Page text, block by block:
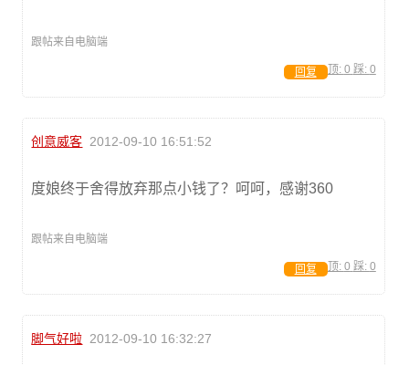
跟帖来自电脑端
顶: 0 踩: 0
回复
创意威客 2012-09-10 16:51:52
度娘终于舍得放弃那点小钱了？呵呵，感谢360
跟帖来自电脑端
顶: 0 踩: 0
回复
脚气好啦 2012-09-10 16:32:27